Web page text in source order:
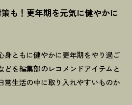
も ！ 更年期を元気に健やかに
身ともに健やかに更年期をやり過ご
どを編集部のレコメンドアイテムと
常生活の中に取り入れやすいものか